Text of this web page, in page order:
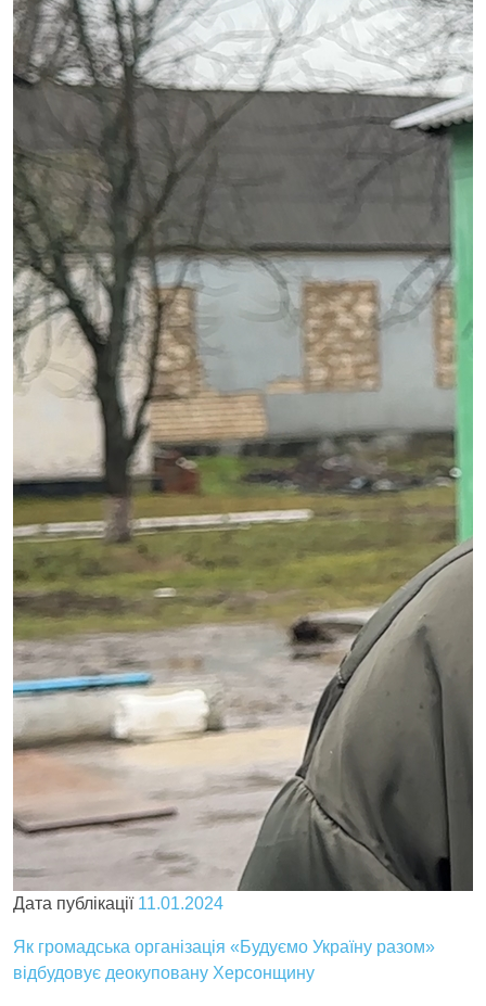
Дата публікації 11.01.2024
Як громадська організація «Будуємо Україну разом»
відбудовує деокуповану Херсонщину